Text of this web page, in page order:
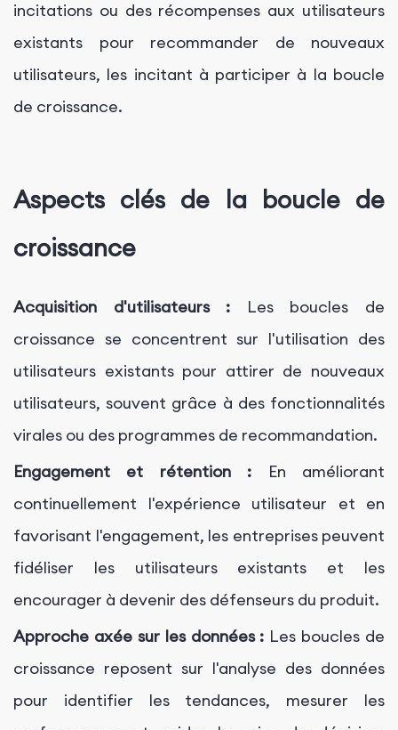
incitations ou des récompenses aux utilisateurs
existants pour recommander de nouveaux
utilisateurs, les incitant à participer à la boucle
de croissance.
Aspects clés de la boucle de
croissance
Acquisition d'utilisateurs : Les boucles de
croissance se concentrent sur l'utilisation des
utilisateurs existants pour attirer de nouveaux
utilisateurs, souvent grâce à des fonctionnalités
virales ou des programmes de recommandation.
Engagement et rétention : En améliorant
continuellement l'expérience utilisateur et en
favorisant l'engagement, les entreprises peuvent
fidéliser les utilisateurs existants et les
encourager à devenir des défenseurs du produit.
Approche axée sur les données : Les boucles de
croissance reposent sur l'analyse des données
pour identifier les tendances, mesurer les